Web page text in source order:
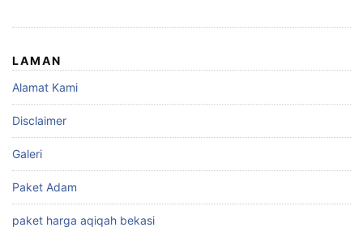
LAMAN
Alamat Kami
Disclaimer
Galeri
Paket Adam
paket harga aqiqah bekasi